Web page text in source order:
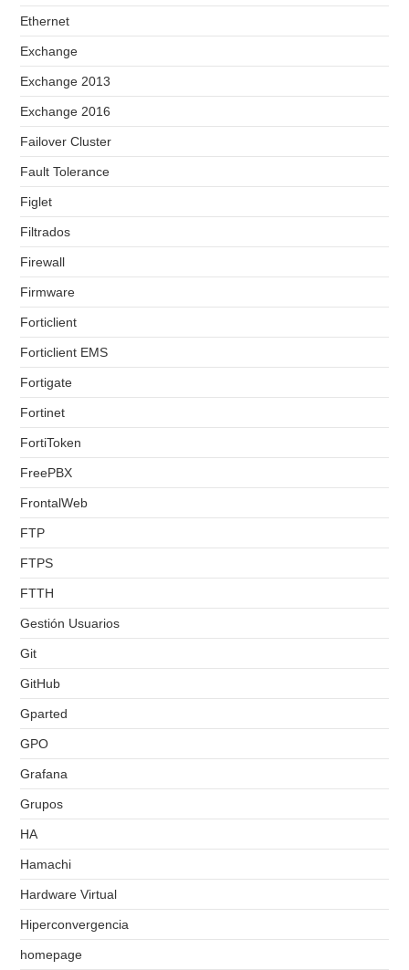
Ethernet
Exchange
Exchange 2013
Exchange 2016
Failover Cluster
Fault Tolerance
Figlet
Filtrados
Firewall
Firmware
Forticlient
Forticlient EMS
Fortigate
Fortinet
FortiToken
FreePBX
FrontalWeb
FTP
FTPS
FTTH
Gestión Usuarios
Git
GitHub
Gparted
GPO
Grafana
Grupos
HA
Hamachi
Hardware Virtual
Hiperconvergencia
homepage